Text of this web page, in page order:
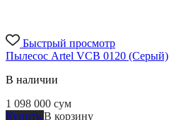
Быстрый просмотр
Пылесос Artel VCB 0120 (Серый)
В наличии
1 098 000 сум
Купить В корзину